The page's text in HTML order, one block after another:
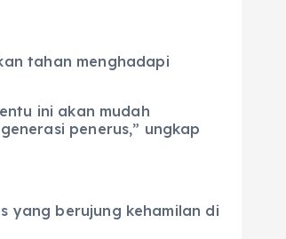
tahan menghadapi
ini akan mudah
penerus,” ungkap
yang berujung kehamilan di